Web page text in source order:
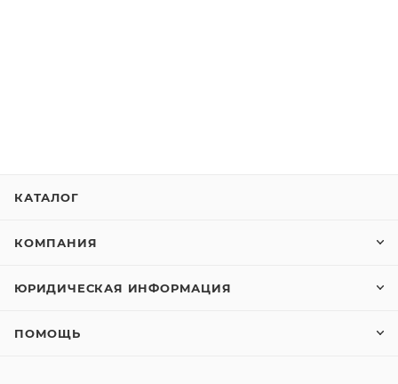
КАТАЛОГ
КОМПАНИЯ
ЮРИДИЧЕСКАЯ ИНФОРМАЦИЯ
ПОМОЩЬ